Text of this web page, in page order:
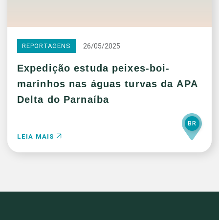
REPORTAGENS 26/05/2025
Expedição estuda peixes-boi-
marinhos nas águas turvas da APA
Delta do Parnaíba
LEIA MAIS
BR